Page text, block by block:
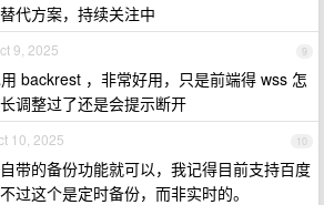
代方案，持续关注中
9
9, 2025
backrest ，非常好用，只是前端得 wss 怎
调整过了还是会提示断开
10
10, 2025
带的备份功能就可以，我记得目前支持百度
过这个是定时备份，而非实时的。